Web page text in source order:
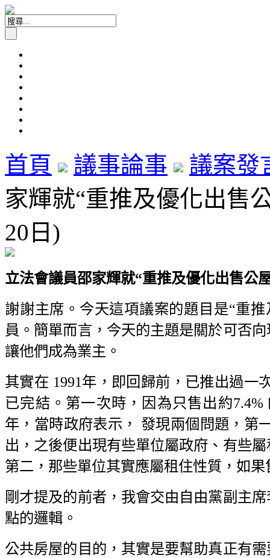
首頁 議事論事
議案發
家輝就“重推及優化出售
20日)
立法會議員邵家輝就“重推及優化出售公
謝謝主席。今天這項議案的題目是“重
員。簡單而言，今天的主題是關於可否
讓他們成為業主。
其實在 1991年，即回歸前，已推出過一
已完結。第一次時，因為只售出約
年，當時政府表示， 發現兩個問題，第
出，之後便出現有些單位屬政府、有些
第二，那些單位其實應屬租住性質，如
剛才提及的前者，我會交由自由黨副主
點的邏輯。
公共房屋的目的，其實是要幫助真正有